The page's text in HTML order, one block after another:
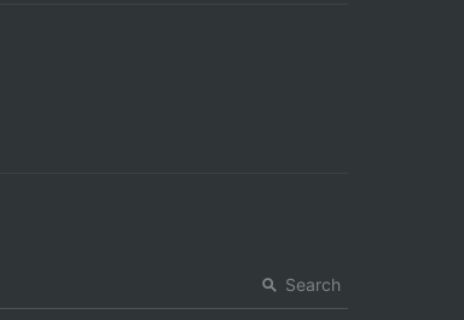
Search